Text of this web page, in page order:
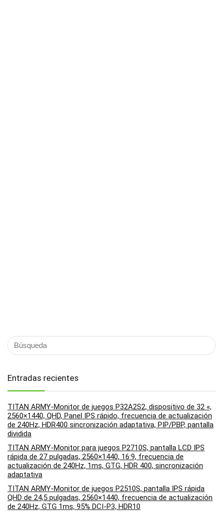
Entradas recientes
TITAN ARMY-Monitor de juegos P32A2S2, dispositivo de 32 «,
2560×1440, QHD, Panel IPS rápido, frecuencia de actualización
de 240Hz, HDR400 sincronización adaptativa, PIP/PBP, pantalla
dividida
TITAN ARMY-Monitor para juegos P2710S, pantalla LCD IPS
rápida de 27 pulgadas, 2560×1440, 16:9, frecuencia de
actualización de 240Hz, 1ms, GTG, HDR 400, sincronización
adaptativa
TITAN ARMY-Monitor de juegos P2510S, pantalla IPS rápida
QHD de 24,5 pulgadas, 2560×1440, frecuencia de actualización
de 240Hz, GTG 1ms, 95% DCI-P3, HDR10